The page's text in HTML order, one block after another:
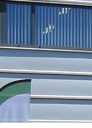
/ Distributie
en distributie van
Op zoek
slaan?
adres.
m2. In
dat is hoe wij bij